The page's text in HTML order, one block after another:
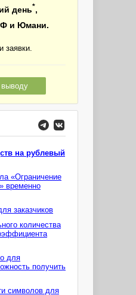
день*,
и Юмани.
заявки.
выводу
на рублевый
«Ограничение
временно
заказчиков
количества
для
получить
символов для